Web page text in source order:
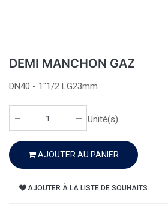
DEMI MANCHON GAZ
DN40 - 1''1/2 LG23mm
Unité(s)
AJOUTER AU PANIER
AJOUTER À LA LISTE DE SOUHAITS